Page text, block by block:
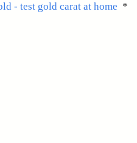
*
- test gold carat at home